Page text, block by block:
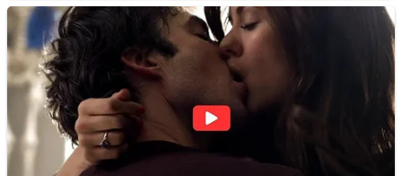
pentru freze cu laser fără
metale
Răcitor de apă CW5000
pentru freze cu laser fără